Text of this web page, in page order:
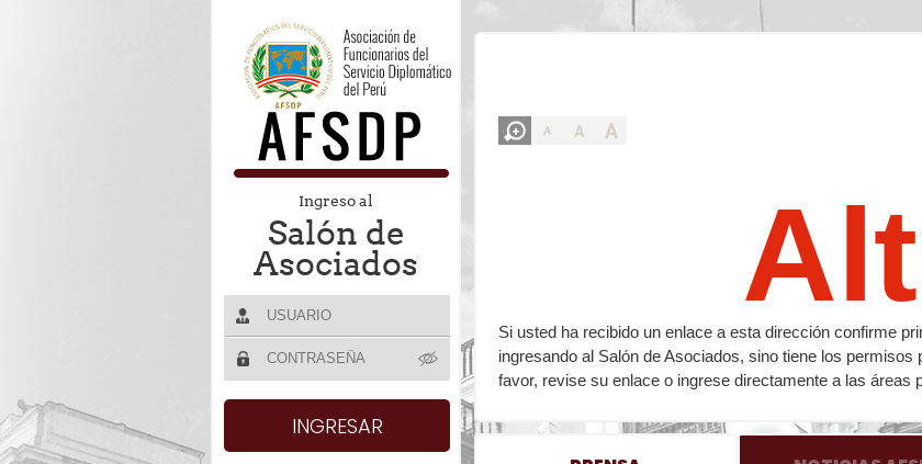
Ingreso al
Salón de
Asociados
A A A
Si usted ha recibido un enlace a esta dirección confirme
ingresando al Salón de Asociados, sino tiene los
favor, revise su enlace o ingrese directamente a las áreas